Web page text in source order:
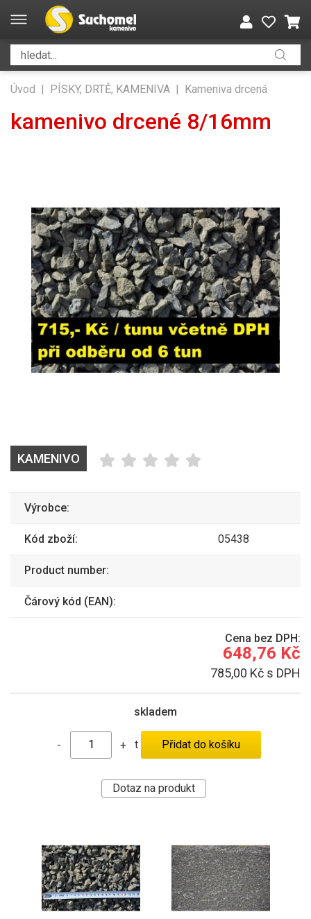
Úvod | PÍSKY, DRTĚ, KAMENIVA | Kameniva drcená
kamenivo drcené 8/16mm
KAMENIVO
Výrobce:
Kód zboží: 05438
Product number:
Čárový kód (EAN):
Cena bez DPH:
648,76 Kč
785,00 Kč s DPH
skladem
- + t
Dotaz na produkt